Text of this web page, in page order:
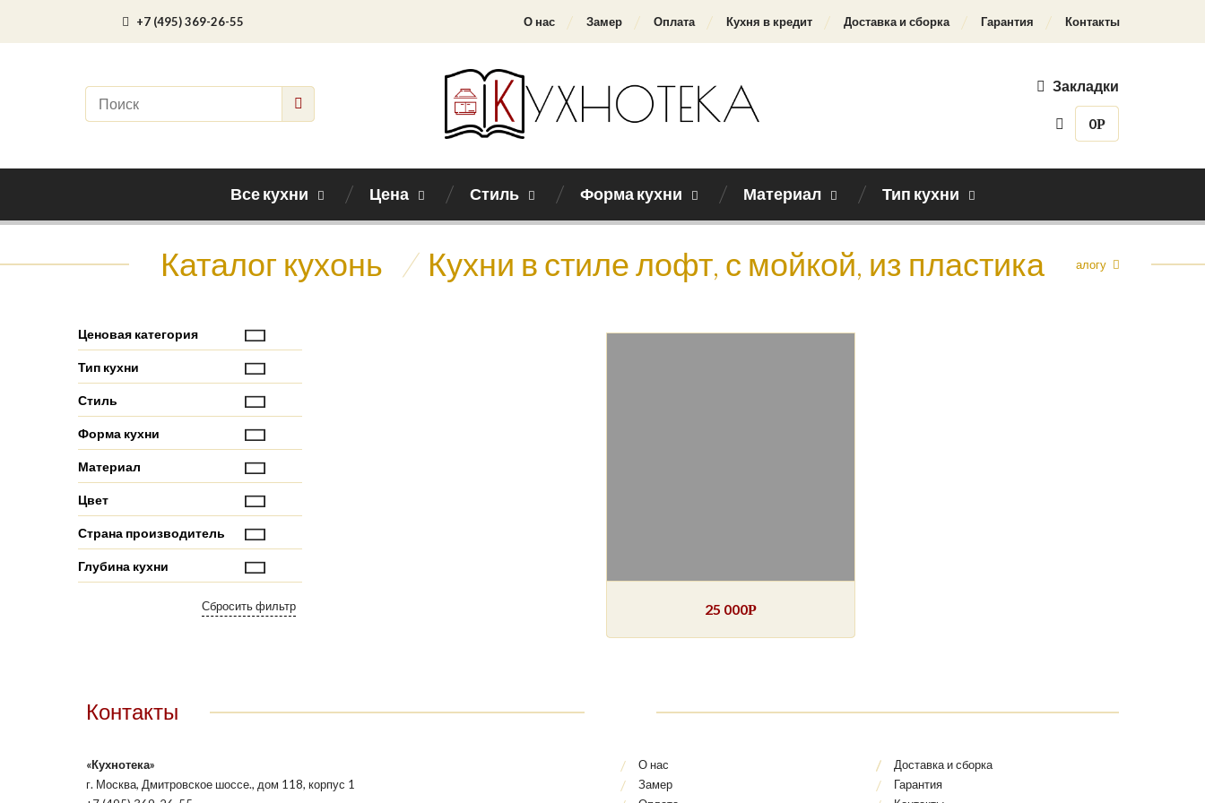
+7 (495) 369-26-55 О нас Замер Оплата Кухня в кредит Доставка и сборка Гарантия Контакты
Закладки
0Р
Все кухни Цена Стиль Форма кухни Материал Тип кухни
Каталог кухонь / Кухни в стиле лофт, с мойкой, из пластикаНазад к каталогу
25 000Р
Ценовая категория
Тип кухни
Стиль
Форма кухни
Материал
Цвет
Страна производитель
Глубина кухни
Контакты
«Кухнотека»
г. Москва, Дмитровское шоссе., дом 118, корпус 1
О нас
Замер
Доставка и сборка
Гарантия